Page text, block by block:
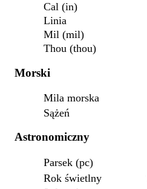
Cal (in)
Linia
Mil (mil)
Thou (thou)
Morski
Mila morska
Sążeń
Astronomiczny
Parsek (pc)
Rok świetlny